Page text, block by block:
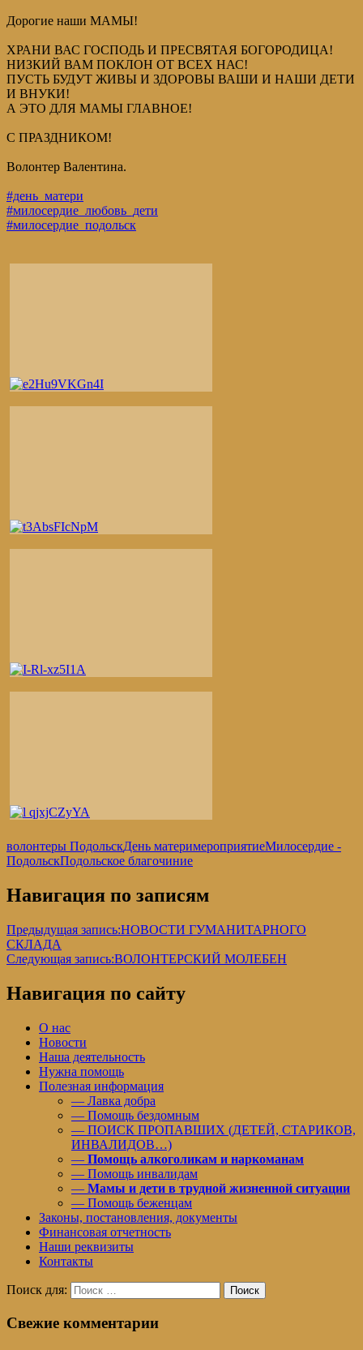
Дорогие наши МАМЫ!
ХРАНИ ВАС ГОСПОДЬ И ПРЕСВЯТАЯ БОГОРОДИЦА!
НИЗКИЙ ВАМ ПОКЛОН ОТ ВСЕХ НАС!
ПУСТЬ БУДУТ ЖИВЫ И ЗДОРОВЫ ВАШИ И НАШИ ДЕТИ
И ВНУКИ!
А ЭТО ДЛЯ МАМЫ ГЛАВНОЕ!
С ПРАЗДНИКОМ!
Волонтер Валентина.
#день_матери
#милосердие_любовь_дети
#милосердие_подольск
волонтеры ПодольскДень материмероприятиеМилосердие -
ПодольскПодольское благочиние
Навигация по записям
Предыдущая запись:НОВОСТИ ГУМАНИТАРНОГО
СКЛАДА
Следующая запись:ВОЛОНТЕРСКИЙ МОЛЕБЕН
Навигация по сайту
О нас
Новости
Наша деятельность
Нужна помощь
Полезная информация
— Лавка добра
— Помощь бездомным
— ПОИСК ПРОПАВШИХ (ДЕТЕЙ, СТАРИКОВ,
ИНВАЛИДОВ…)
— Помощь алкоголикам и наркоманам
— Помощь инвалидам
— Мамы и дети в трудной жизненной ситуации
— Помощь беженцам
Законы, постановления, документы
Финансовая отчетность
Наши реквизиты
Контакты
Поиск для: Поиск
Свежие комментарии